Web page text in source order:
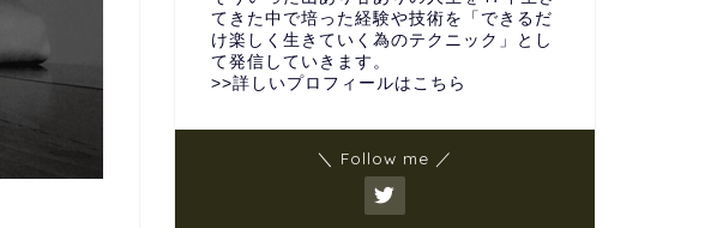
てきた中で培った経験や技術を「できるだ
け楽しく生きていく為のテクニック」とし
て発信していきます。
>>詳しいプロフィールはこちら
＼ Follow me ／